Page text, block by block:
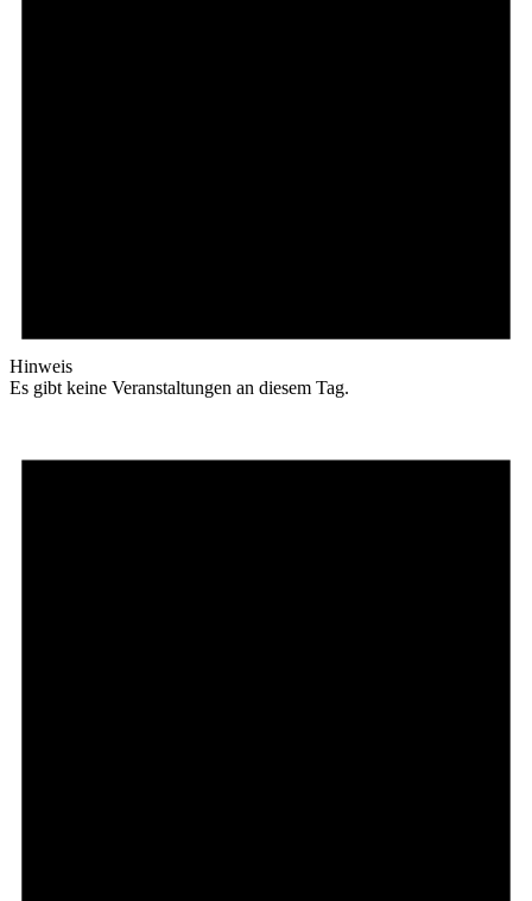
Hinweis
Es gibt keine Veranstaltungen an diesem Tag.